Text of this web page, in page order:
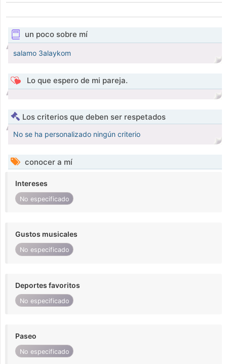
un poco sobre mí
salamo 3alaykom
Lo que espero de mi pareja.
Los criterios que deben ser respetados
No se ha personalizado ningún criterio
conocer a mí
Intereses
No especificado
Gustos musicales
No especificado
Deportes favoritos
No especificado
Paseo
No especificado